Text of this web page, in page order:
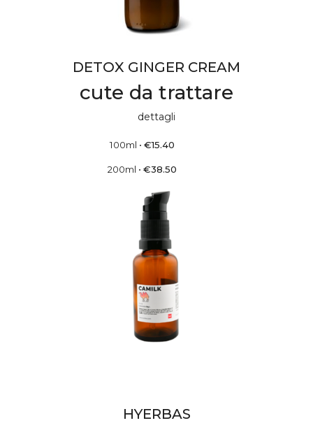
DETOX GINGER CREAM
cute da trattare
dettagli
100ml •€15.40
200ml •€38.50
HYERBAS